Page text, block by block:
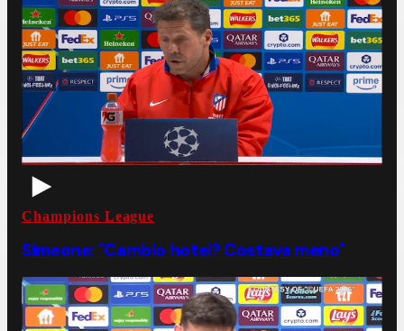
Champions League
Simeone: "Cambio hotel? Costava meno"